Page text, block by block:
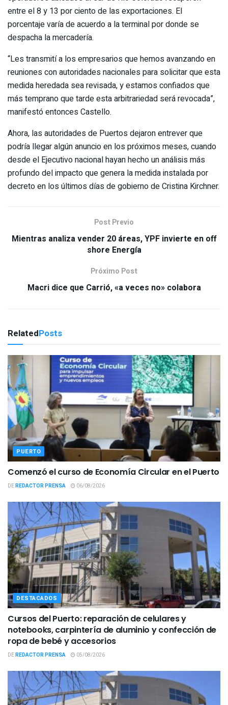
entre el 8 y 13 por ciento de las exportaciones. El
porcentaje varía de acuerdo a la terminal por donde se
despacha la mercadería.
“Les transmití a los empresarios que hemos avanzando en
reuniones con autoridades nacionales para solicitar que esta
medida heredada sea revisada, y estamos confiados que
más temprano que tarde esta arbitrariedad será revocada”,
manifestó entonces Castello.
Ahora, las autoridades de Puertos dejaron entrever que
podría llegar algún anuncio en los próximos meses, cuando
desde el Ejecutivo nacional hayan hecho un análisis más
profundo del impacto que genera la medida instalada por
decreto en los últimos días de gobierno de Cristina Kirchner.
Post Previo
Mientras analiza vender 20 áreas, YPF invierte en off
shore Energía
Próximo Post
Macri dice que Carrió, «a veces no» colabora
RelatedPosts
PUERTO
Comenzó el curso de Economía Circular en el Puerto
DEREDACTOR PRENSA 06/08/2026
DESTACADOS
Cursos del Puerto: reparación de celulares y
notebooks, carpintería de aluminio y confección de
ropa de bebé y accesorios
DEREDACTOR PRENSA 05/08/2026